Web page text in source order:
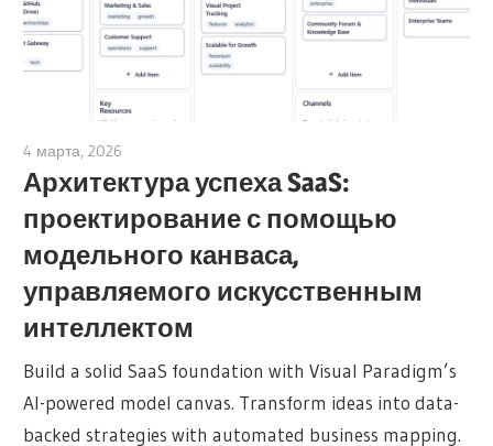
4 марта, 2026
Архитектура успеха SaaS:
проектирование с помощью
модельного канваса,
управляемого искусственным
интеллектом
Build a solid SaaS foundation with Visual Paradigm’s
AI-powered model canvas. Transform ideas into data-
backed strategies with automated business mapping.